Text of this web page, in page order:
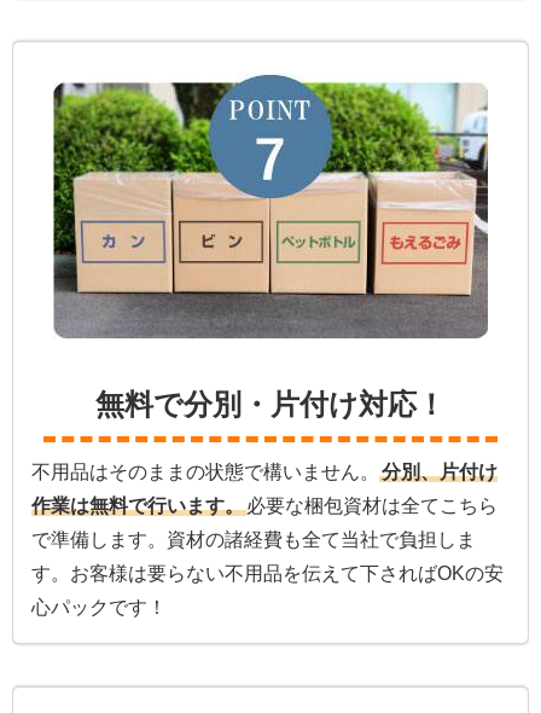
無料で分別・片付け対応！
不用品はそのままの状態で構いません。
分別、片付け
作業は無料で行います。必要な梱包資材は全てこちら
で準備します。資材の諸経費も全て当社で負担しま
す。お客様は要らない不用品を伝えて下さればOKの安
心パックです！